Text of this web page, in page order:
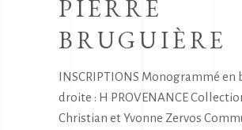
PIERRE
BRUGUIÈRE
INSCRIPTIONS Monogrammé en
droite : H PROVENANCE
Christian et Yvonne Zervos